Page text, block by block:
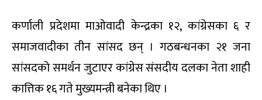
कर्णाली प्रदेशमा माओवादी केन्द्रका १२, कांग्रेसका ६ र
समाजवादीका तीन सांसद छन् । गठबन्धनका २१ जना
सांसदको समर्थन जुटाएर कांग्रेस संसदीय दलका नेता शाही
कात्तिक १६ गते मुख्यमन्त्री बनेका थिए ।